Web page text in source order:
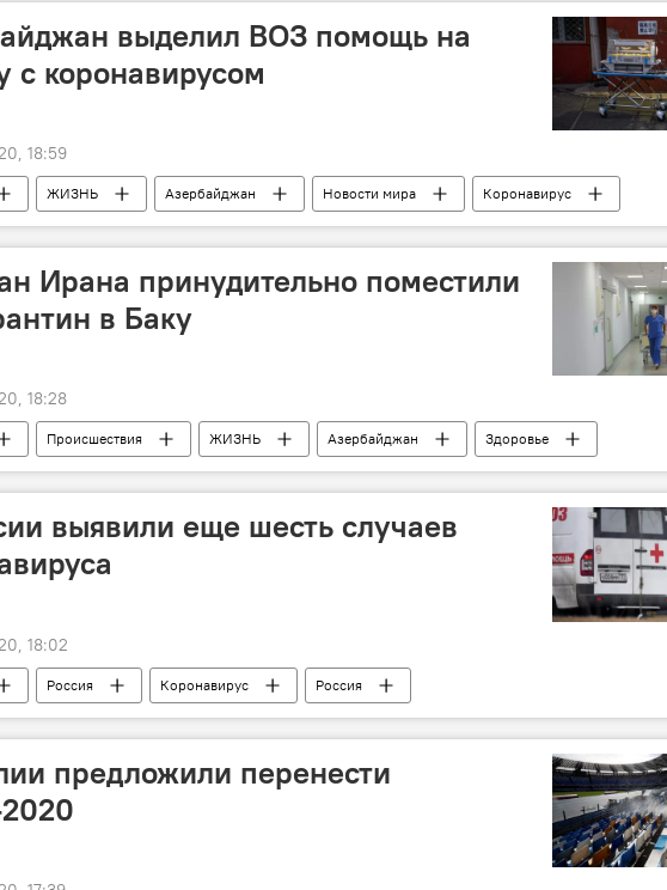
выделил ВОЗ помощь на
с коронавирусом
18:59
ЖИЗНЬ Азербайджан Новости мира
Коронавирус
Помощь
Ирана принудительно поместили
в Баку
18:28
Происшествия ЖИЗНЬ Азербайджан
Здоровье
Госпитализация дети Семья Иран Баку
выявили еще шесть случаев
18:02
Россия Коронавирус Россия
предложили перенести